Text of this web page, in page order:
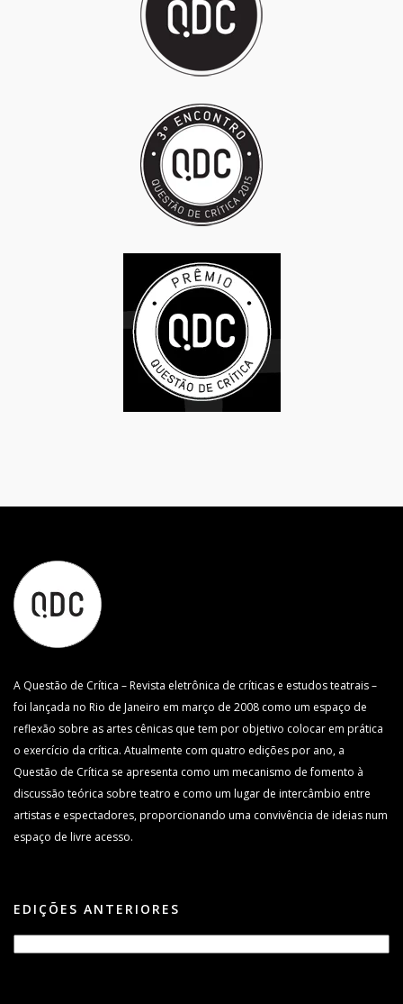
A Questão de Crítica – Revista eletrônica de críticas e estudos teatrais –
foi lançada no Rio de Janeiro em março de 2008 como um espaço de
reflexão sobre as artes cênicas que tem por objetivo colocar em prática
o exercício da crítica. Atualmente com quatro edições por ano, a
Questão de Crítica se apresenta como um mecanismo de fomento à
discussão teórica sobre teatro e como um lugar de intercâmbio entre
artistas e espectadores, proporcionando uma convivência de ideias num
espaço de livre acesso.
EDIÇÕES ANTERIORES